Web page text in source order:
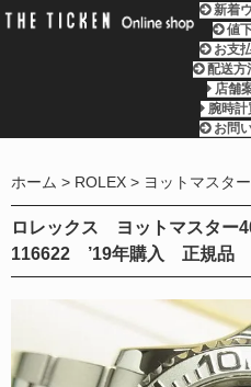
新着
値
お支
配送方
店舗
腕時計
お問
ホーム ROLEX ヨットマスター
ロレックス ヨットマスタ
116622 ’19年購入 正規品